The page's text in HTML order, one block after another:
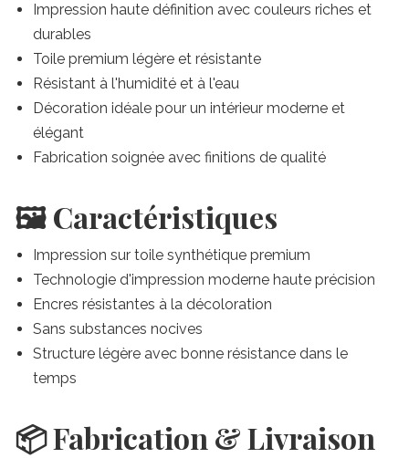
Impression haute définition avec couleurs riches et
durables
Toile premium légère et résistante
Résistant à l'humidité et à l'eau
Décoration idéale pour un intérieur moderne et
élégant
Fabrication soignée avec finitions de qualité
🖼️ Caractéristiques
Impression sur toile synthétique premium
Technologie d'impression moderne haute précision
Encres résistantes à la décoloration
Sans substances nocives
Structure légère avec bonne résistance dans le
temps
📦 Fabrication & Livraison